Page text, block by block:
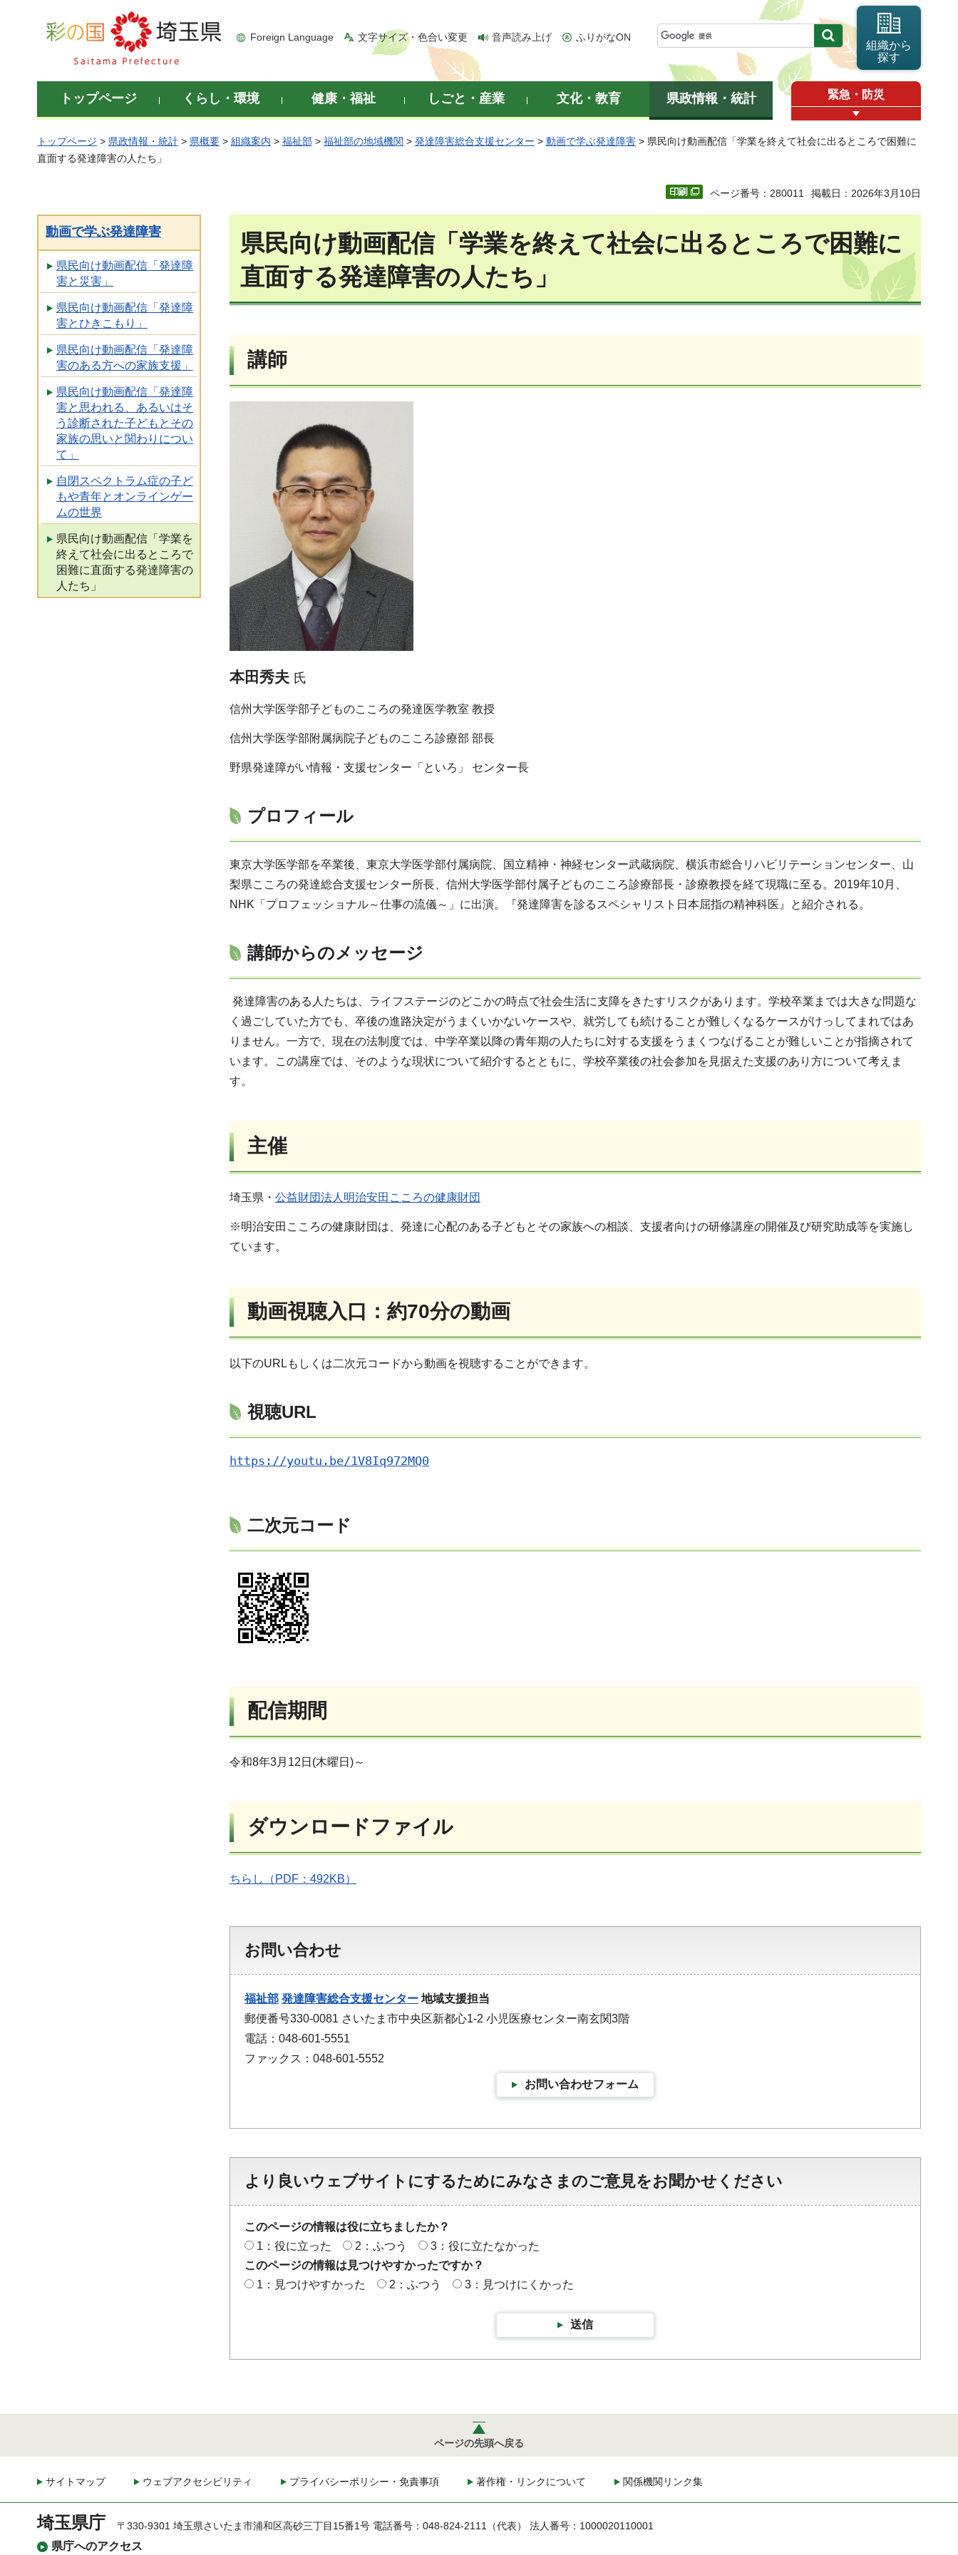
彩の国 埼玉県
Foreign Language 文字サイズ・色合い変更 音声読み上げ ふりがなON
組織から
探す
トップページ くらし・環境 健康・福祉 しごと・産業 文化・教育 県政情報・統計 緊急・防災
トップページ > 県政情報・統計 > 県概要 > 組織案内 > 福祉部 > 福祉部の地域機関 > 発達障害総合支援センター > 動画で学ぶ発達障害 > 県民向け動画配信「学業を終えて社会に出るところで困難に
直面する発達障害の人たち」
ページ番号：280011 掲載日：2026年3月10日
動画で学ぶ発達障害
県民向け動画配信「発達障
害と災害」
県民向け動画配信「発達障
害とひきこもり」
県民向け動画配信「発達障
害のある方への家族支援」
県民向け動画配信「発達障
害と思われる、あるいはそ
う診断された子どもとその
家族の思いと関わりについ
て」
自閉スペクトラム症の子ど
もや青年とオンラインゲー
ムの世界
県民向け動画配信「学業を
終えて社会に出るところで
困難に直面する発達障害の
人たち」
県民向け動画配信「学業を終えて社会に出るところで困難に
直面する発達障害の人たち」
講師
本田秀夫 氏
信州大学医学部子どものこころの発達医学教室 教授
信州大学医学部附属病院子どものこころ診療部 部長
野県発達障がい情報・支援センター「といろ」 センター長
プロフィール
東京大学医学部を卒業後、東京大学医学部付属病院、国立精神・神経センター武蔵病院、横浜市総合リハビリテーションセンター、山
梨県こころの発達総合支援センター所長、信州大学医学部付属子どものこころ診療部長・診療教授を経て現職に至る。2019年10月、
NHK「プロフェッショナル～仕事の流儀～」に出演。『発達障害を診るスペシャリスト日本屈指の精神科医』と紹介される。
講師からのメッセージ
発達障害のある人たちは、ライフステージのどこかの時点で社会生活に支障をきたすリスクがあります。学校卒業までは大きな問題な
く過ごしていた方でも、卒後の進路決定がうまくいかないケースや、就労しても続けることが難しくなるケースがけっしてまれではあ
りません。一方で、現在の法制度では、中学卒業以降の青年期の人たちに対する支援をうまくつなげることが難しいことが指摘されて
います。この講座では、そのような現状について紹介するとともに、学校卒業後の社会参加を見据えた支援のあり方について考えま
す。
主催
埼玉県・ 公益財団法人明治安田こころの健康財団
※明治安田こころの健康財団は、発達に心配のある子どもとその家族への相談、支援者向けの研修講座の開催及び研究助成等を実施し
ています。
動画視聴入口：約70分の動画
以下のURLもしくは二次元コードから動画を視聴することができます。
視聴URL
https://youtu.be/1V8Iq972MQ0
二次元コード
配信期間
令和8年3月12日(木曜日)～
ダウンロードファイル
ちらし（PDF：492KB）
お問い合わせ
福祉部 発達障害総合支援センター 地域支援担当
郵便番号330-0081 さいたま市中央区新都心1-2 小児医療センター南玄関3階
電話：048-601-5551
ファックス：048-601-5552
お問い合わせフォーム
より良いウェブサイトにするためにみなさまのご意見をお聞かせください
このページの情報は役に立ちましたか？
1：役に立った
2：ふつう
3：役に立たなかった
このページの情報は見つけやすかったですか？
1：見つけやすかった
2：ふつう 3：見つけにくかった
送信
ページの先頭へ戻る
サイトマップ ウェブアクセシビリティ プライバシーポリシー・免責事項 著作権・リンクについて 関係機関リンク集
埼玉県庁
県庁へのアクセス
〒330-9301 埼玉県さいたま市浦和区高砂三丁目15番1号 電話番号：048-824-2111（代表） 法人番号：1000020110001